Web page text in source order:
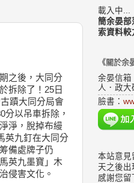
之後，大同分
拆除了！ 25日
蹟大同分局會
分以吊車拆除，
淨，脫掉布縵
英九釘在大同分
備處牌子仍
英九墨寶」木
侵害文化。
載入中...
簡余晏部
索資料較
《關於余
余晏信箱
人．政大
臉書：
本站意見
天之後出
感謝您留